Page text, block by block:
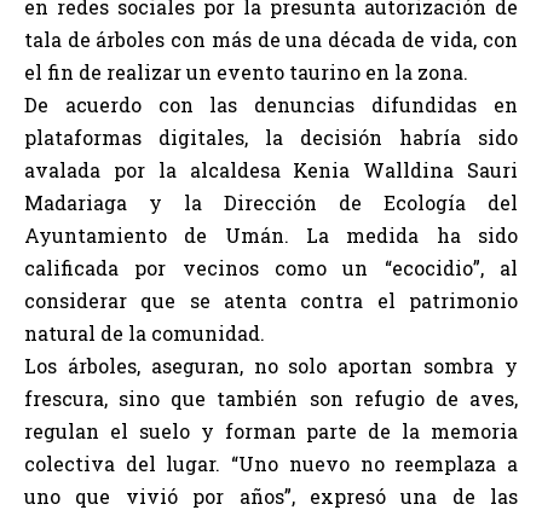
en redes sociales por la presunta autorización de
tala de árboles con más de una década de vida, con
el fin de realizar un evento taurino en la zona.
De acuerdo con las denuncias difundidas en
plataformas digitales, la decisión habría sido
avalada por la alcaldesa Kenia Walldina Sauri
Madariaga y la Dirección de Ecología del
Ayuntamiento de Umán. La medida ha sido
calificada por vecinos como un “ecocidio”, al
considerar que se atenta contra el patrimonio
natural de la comunidad.
Los árboles, aseguran, no solo aportan sombra y
frescura, sino que también son refugio de aves,
regulan el suelo y forman parte de la memoria
colectiva del lugar. “Uno nuevo no reemplaza a
uno que vivió por años”, expresó una de las